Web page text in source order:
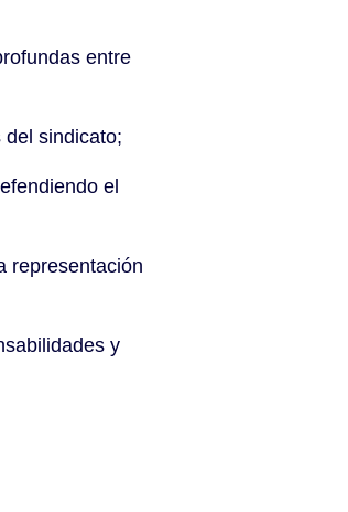
entre
sindicato;
el
representación
y